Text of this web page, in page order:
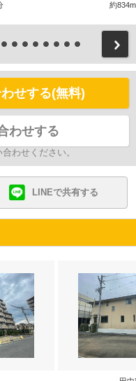
約
せする(無料)
わせする
わせください。
LINEで共有する